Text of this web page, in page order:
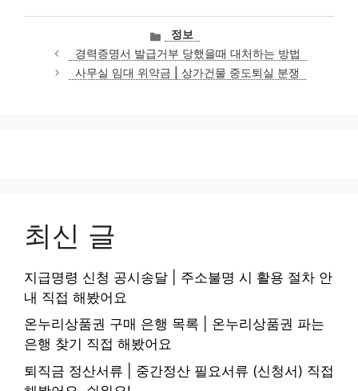
카
테
고
리
정보
경력증명서 발급거부 당했을때 대처하는 방법
사무실 임대 위약금 | 상가건물 중도퇴실 분쟁
최신 글
지급명령 신청 공시송달 | 주소불명 시 활용 절차 안
내 직접 해봤어요
온누리상품권 구매 은행 목록 | 온누리상품권 파는
은행 찾기 직접 해봤어요
퇴직금 정산서류 | 중간정산 필요서류 (신청서) 직접